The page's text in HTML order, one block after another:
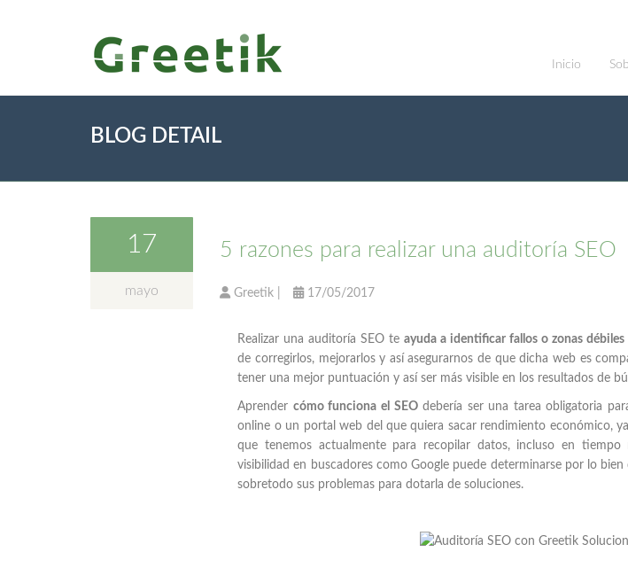
Inicio
BLOG DETAIL
17
mayo
5 razones para realizar una auditoría SEO
Greetik 17/05/2017
Realizar una auditoría SEO teayuda a identificar fallos o zonas
de corregirlos, mejorarlos y así asegurarnos de que dicha web es
tener una mejor puntuación y así ser más visible en los resultados de
Aprender cómo funciona el SEOdebería ser una tarea obligatoria
online o un portal web del que quiera sacar rendimiento económico,
que tenemos actualmente para recopilar datos, incluso en
visibilidad en buscadores como Google puede determinarse por lo
sobretodo sus problemas para dotarla de soluciones.